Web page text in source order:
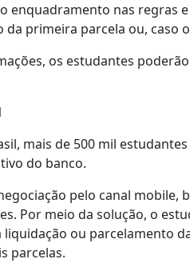
enquadramento nas regras
da primeira parcela ou, caso
os estudantes
mais de 500 mil
do banco.
pelo canal mobile,
Por meio da solução, o
ou parcelamento
parcelas.